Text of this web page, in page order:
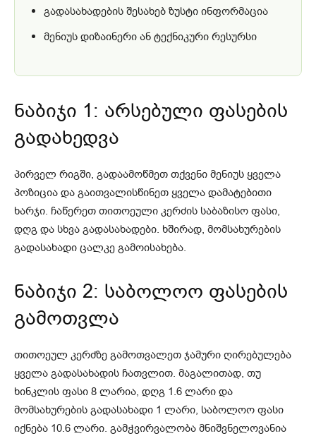
გადასახადების შესახებ ზუსტი ინფორმაცია
მენიუს დიზაინერი ან ტექნიკური რესურსი
ნაბიჯი 1: არსებული ფასების
გადახედვა
პირველ რიგში, გადაამოწმეთ თქვენი მენიუს ყველა
პოზიცია და გაითვალისწინეთ ყველა დამატებითი
ხარჯი. ჩაწერეთ თითოეული კერძის საბაზისო ფასი,
დღგ და სხვა გადასახადები. ხშირად, მომსახურების
გადასახადი ცალკე გამოისახება.
ნაბიჯი 2: საბოლოო ფასების
გამოთვლა
თითოეულ კერძზე გამოთვალეთ ჯამური ღირებულება
ყველა გადასახადის ჩათვლით. მაგალითად, თუ
ხინკლის ფასი 8 ლარია, დღგ 1.6 ლარი და
მომსახურების გადასახადი 1 ლარი, საბოლოო ფასი
იქნება 10.6 ლარი. გამჭვირვალობა მნიშვნელოვანია